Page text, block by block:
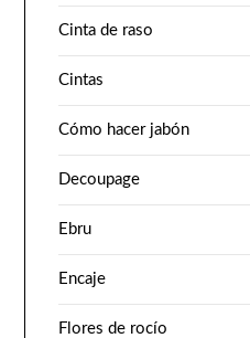
Cinta de raso
Cintas
Cómo hacer jabón
Decoupage
Ebru
Encaje
Flores de rocío